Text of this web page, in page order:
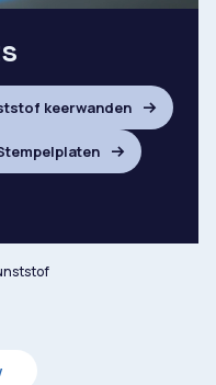
keerwanden